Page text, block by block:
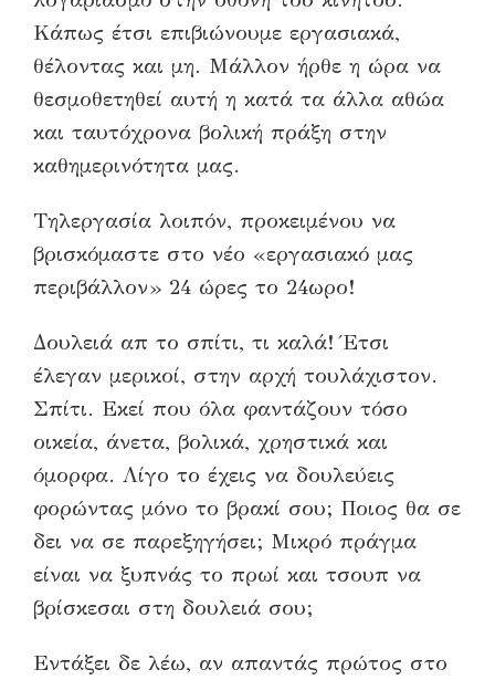
Κάπως έτσι επιβιώνουμε εργασιακά,
θέλοντας και μη. Μάλλον ήρθε η ώρα να
θεσμοθετηθεί αυτή η κατά τα άλλα αθώα
και ταυτόχρονα βολική πράξη στην
καθημερινότητα μας.
Τηλεργασία λοιπόν, προκειμένου να
βρισκόμαστε στο νέο «εργασιακό μας
περιβάλλον» 24 ώρες το 24ωρο!
Δουλειά απ το σπίτι, τι καλά!Έτσι
έλεγαν μερικοί, στην αρχή τουλάχιστον.
Σπίτι. Εκεί που όλα φαντάζουν τόσο
οικεία, άνετα, βολικά, χρηστικά και
όμορφα. Λίγο το έχεις να δουλεύεις
φορώντας μόνο το βρακί σου; Ποιος θα σε
δει να σε παρεξηγήσει; Μικρό πράγμα
είναι να ξυπνάς το πρωί και τσουπ να
βρίσκεσαι στη δουλειά σου;
Εντάξει δε λέω, αν απαντάς πρώτος στο